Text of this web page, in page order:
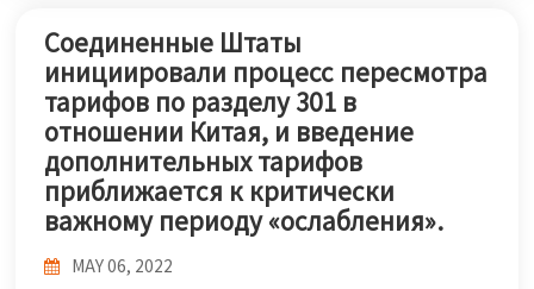
Русский
Español
Português
日本語
Соединенные Штаты
инициировали процесс пересмотра
тарифов по разделу 301 в
отношении Китая, и введение
дополнительных тарифов
приближается к критически
важному периоду «ослабления».
MAY 06, 2022